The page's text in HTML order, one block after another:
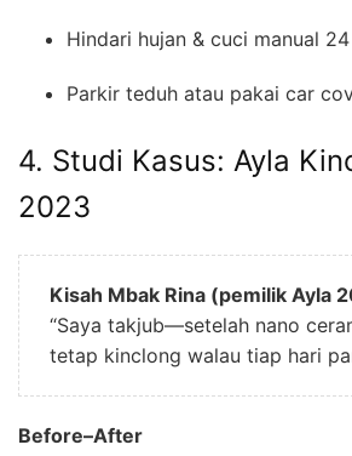
Hindari hujan & cuci manual
Parkir teduh atau pakai car
4. Studi Kasus: Ayla
2023
Kisah Mbak Rina (pemilik Ayla
“Saya takjub—setelah nano
tetap kinclong walau tiap hari
Before–After